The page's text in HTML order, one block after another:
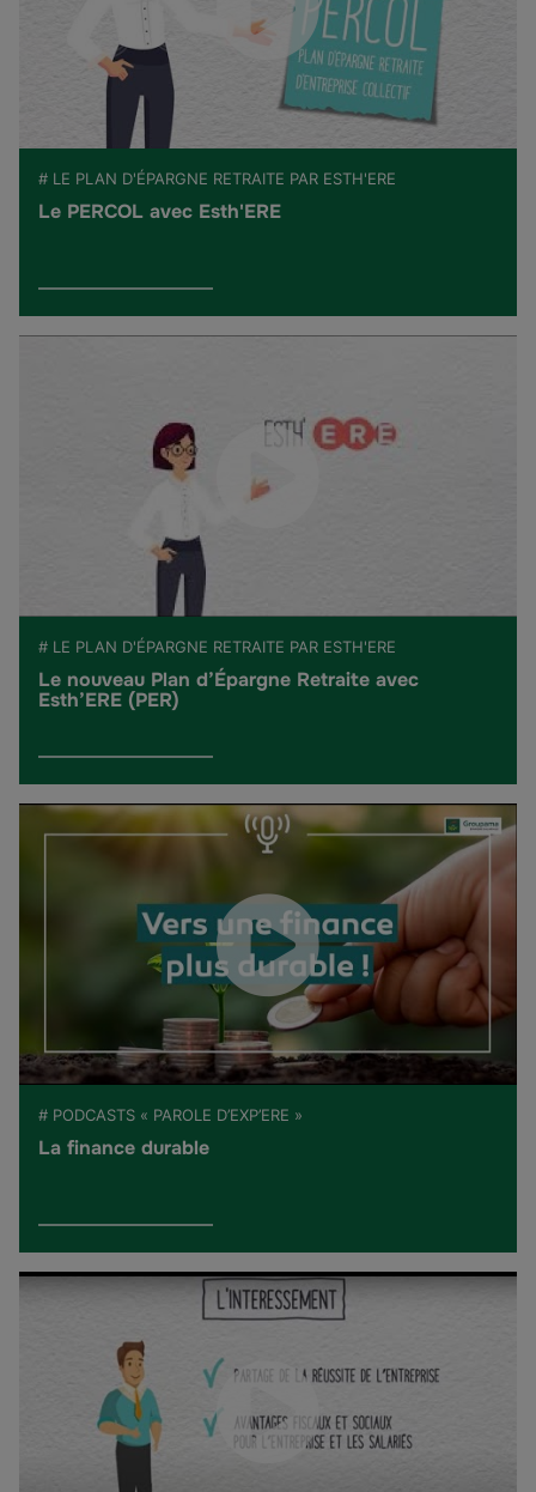
# LE PLAN D'ÉPARGNE RETRAITE PAR ESTH'ERE
Le PERCOL avec Esth'ERE
# LE PLAN D'ÉPARGNE RETRAITE PAR ESTH'ERE
Le nouveau Plan d’Épargne Retraite avec
Esth’ERE (PER)
# PODCASTS « PAROLE D’EXP’ERE »
La finance durable